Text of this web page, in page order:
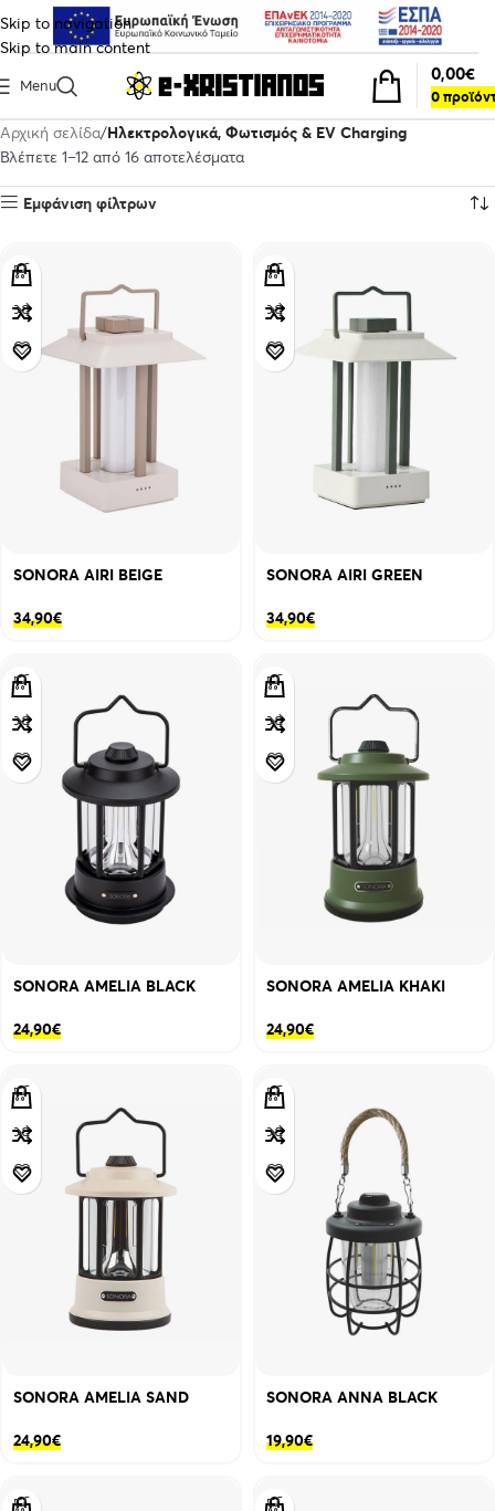
Skip to navigation
Skip to main content
Menu
0
0,00€
Αρχική σελίδα Ηλεκτρολογικά, Φωτισμός & EV Charging
Βλέπετε 1–12 από 16 αποτελέσματα
Εμφάνιση φίλτρων
SONORA AIRI BEIGE
34,90€
SONORA AIRI GREEN
34,90€
SONORA AMELIA BLACK
24,90€
SONORA AMELIA KHAKI
24,90€
SONORA AMELIA SAND
24,90€
SONORA ANNA BLACK
19,90€